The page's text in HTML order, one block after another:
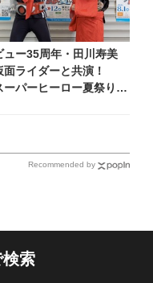
ュー35周年・田川寿美
面ライダーと共演！
ーパーヒーロー夏祭り
」
Recommended by
索